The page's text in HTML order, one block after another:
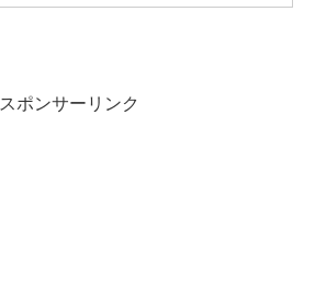
スポンサーリンク